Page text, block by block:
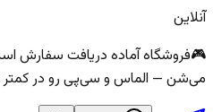
آنلاین
🎮فروشگاه آماده دریافت سفارش
می‌شن — الماس و سی‌پی رو در کمتر از ۱۵ دقیقه تحویل